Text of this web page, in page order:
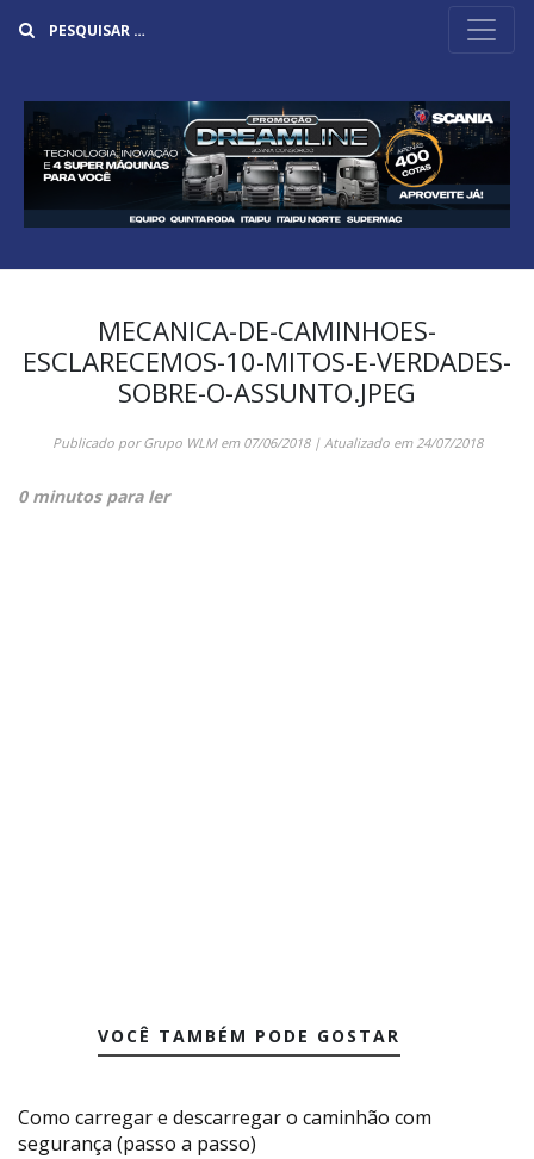
MECANICA-DE-CAMINHOES-
ESCLARECEMOS-10-MITOS-E-VERDADES-
SOBRE-O-ASSUNTO.JPEG
Publicado porGrupo WLMem 07/06/2018| Atualizado em24/07/2018
0 minutos para ler
VOCÊ TAMBÉM PODE GOSTAR
Como carregar e descarregar o caminhão com
segurança (passo a passo)